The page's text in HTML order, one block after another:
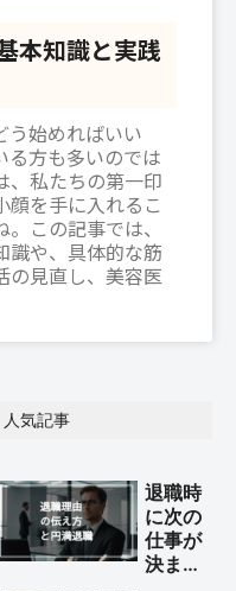
本知識と実践
う始めればいい
る方も多いのでは
、私たちの第一印
顔を手に入れるこ
この記事では、
識や、具体的な筋
の見直し、美容医
人気記事
退職時
に次の
仕事が
決まっ